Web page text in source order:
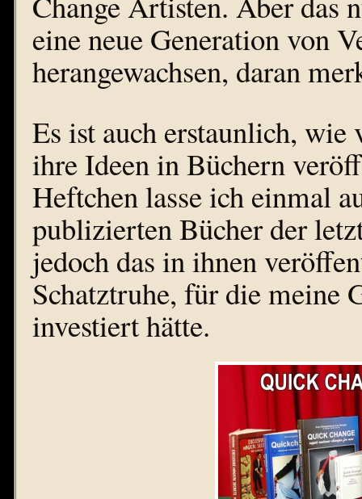
eine neue Generation von
herangewachsen, daran
Es ist auch erstaunlich,
ihre Ideen in Büchern
Heftchen lasse ich einmal
publizierten Bücher der
jedoch das in ihnen
Schatztruhe, für die meine
investiert hätte.